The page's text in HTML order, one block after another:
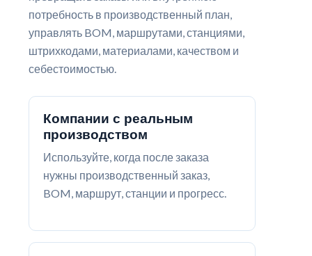
потребность в производственный план,
управлять BOM, маршрутами, станциями,
штрихкодами, материалами, качеством и
себестоимостью.
Компании с реальным
производством
Используйте, когда после заказа
нужны производственный заказ,
BOM, маршрут, станции и прогресс.